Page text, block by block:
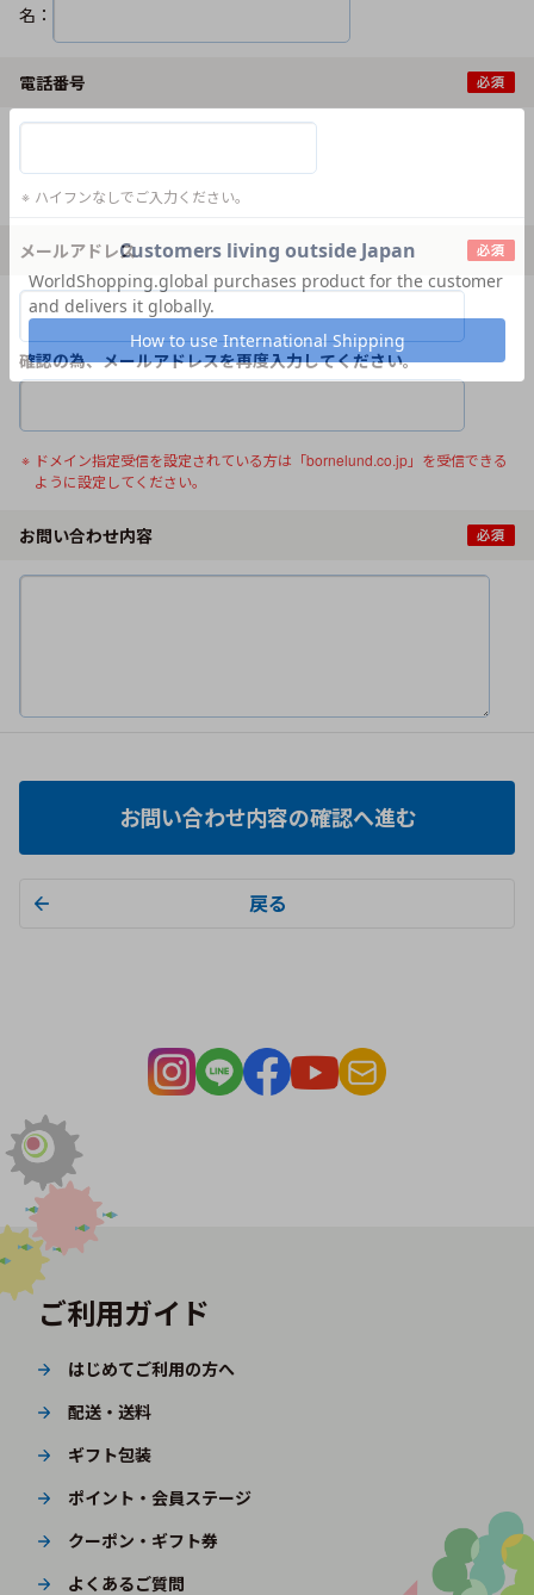
名：
電話番号
ハイフンなしでご入力ください。
メールアドレス
確認の為、メールアドレスを再度入力してください。
ドメイン指定受信を設定されている方は「bornelund.co.jp」を受信できる
ように設定してください。
お問い合わせ内容
お問い合わせ内容の確認へ進む
戻る
ご利用ガイド
はじめてご利用の方へ
配送・送料
ギフト包装
ポイント・会員ステージ
クーポン・ギフト券
よくあるご質問